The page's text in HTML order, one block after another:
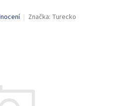
Značka: Turecko